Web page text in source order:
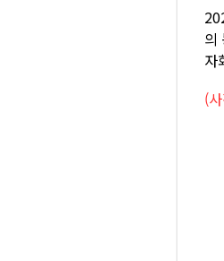
의
자
(